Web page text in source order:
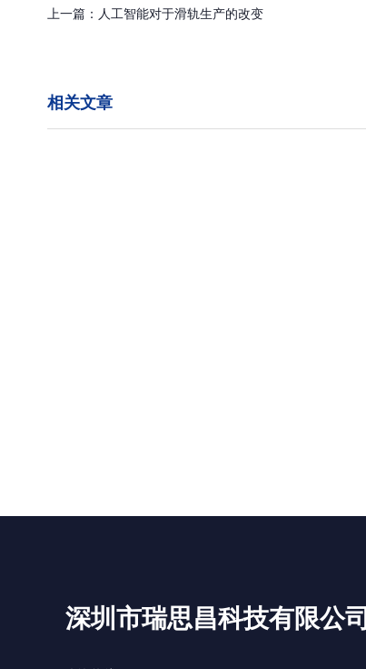
上一篇： 人工智能对于滑轨生产的改变
相关文章
深圳市瑞思昌科技有限公司